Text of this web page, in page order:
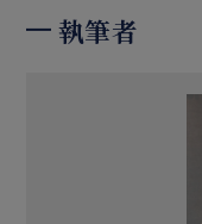
執筆者